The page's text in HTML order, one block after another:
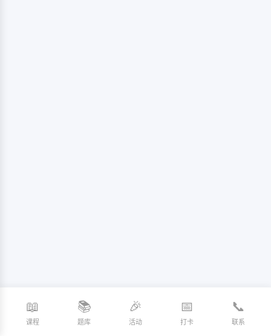
📖
课程
📚
题库
🎉
活动
📅
打卡
📞
联系